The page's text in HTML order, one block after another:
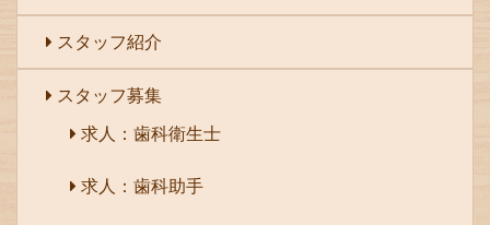
スタッフ紹介
スタッフ募集
求人：歯科衛生士
求人：歯科助手